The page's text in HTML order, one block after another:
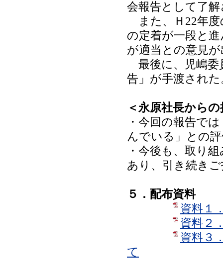
会報告として了
また、Ｈ22年度
の定着が一段と
が適当との意見
最後に、児嶋委
告」が手渡された
＜永原社長から
・今回の報告で
んでいる」との
・今後も、取り
あり、引き続き
５．配布資料
資料１
資料２
資料３
て